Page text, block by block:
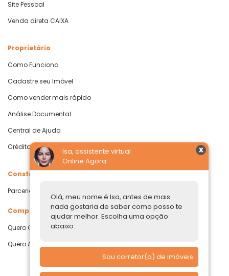
Isa, assistente virtual
Online Agora
Olá, meu nome é Isa, antes de mais
nada gostaria de saber como posso te
ajudar melhor. Escolha uma opção
abaixo:
Sou corretor(a) de imóveis
Site Pessoal
Venda direta CAIXA
Proprietário
Como Funciona
Cadastre seu Imóvel
Como vender mais rápido
Análise Documental
Central de Ajuda
Crédito com Garantia de Imóvel
Construtoras
Parcerias Imobiliárias
Comprar ou alugar
Quero Comprar
Quero Alugar